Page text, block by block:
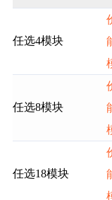
任选4模块
任选8模块
任选18模块